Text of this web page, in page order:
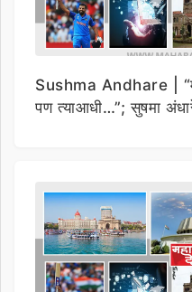
Sushma Andhare | “मी
पण त्याआधी…”; सुषमा